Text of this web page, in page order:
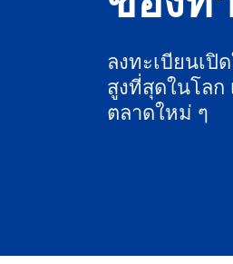
บีแอน
ลงทะเบียนเปิ
สูงที่สุดในโลก
ตลาดใหม่ ๆ